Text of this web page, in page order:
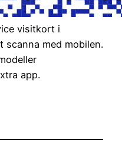
visitkort i
scanna med mobilen.
app.